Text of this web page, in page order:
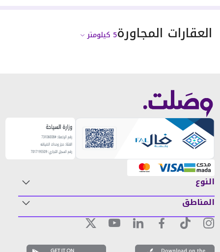
العقارات المجاورة5 كيلومتر
النوع
المناطق